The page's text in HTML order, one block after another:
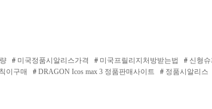
# 미국정품시­알리스가격 # 미국프­릴리지처방받는법 # 신형
이구매 # DRAGON Icos max 3 정품판매사이트 # 정품시­알리스